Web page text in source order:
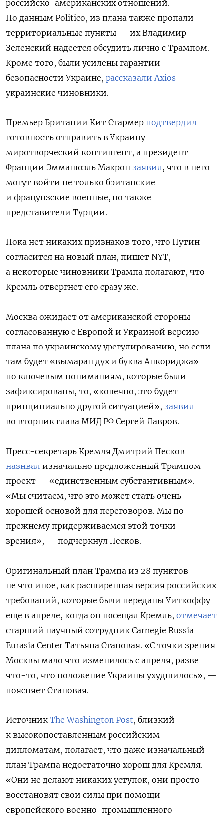
российско-американских отношений.
По данным Politico, из плана также пропали
территориальные пункты — их Владимир
Зеленский надеется обсудить лично с Трампом.
Кроме того, были усилены гарантии
безопасности Украине, рассказали Axios
украинские чиновники.
Премьер Британии Кит Стармер подтвердил
готовность отправить в Украину
миротворческий контингент, а президент
Франции Эмманюэль Макрон заявил, что в него
могут войти не только британские
и фрацунзские военные, но также
представители Турции.
Пока нет никаких признаков того, что Путин
согласится на новый план, пишет NYT,
а некоторые чиновники Трампа полагают, что
Кремль отвергнет его сразу же.
Москва ожидает от американской стороны
согласованную с Европой и Украиной версию
плана по украинскому урегулированию, но если
там будет «вымаран дух и буква Анкориджа»
по ключевым пониманиям, которые были
зафиксированы, то, «конечно, это будет
принципиально другой ситуацией», заявил
во вторник глава МИД РФ Сергей Лавров.
Пресс-секретарь Кремля Дмитрий Песков
назнвал изначально предложенный Трампом
проект — «единственным субстантивным».
«Мы считаем, что это может стать очень
хорошей основой для переговоров. Мы по-
прежнему придерживаемся этой точки
зрения», — подчеркнул Песков.
Оригинальный план Трампа из 28 пунктов —
не что иное, как расширенная версия российских
требований, которые были переданы Уиткоффу
еще в апреле, когда он посещал Кремль, отмечает
старший научный сотрудник Carnegie Russia
Eurasia Center Татьяна Становая. «С точки зрения
Москвы мало что изменилось с апреля, разве
что-то, что положение Украины ухудшилось», —
поясняет Становая.
Источник The Washington Post, близкий
к высокопоставленным российским
дипломатам, полагает, что даже изначальный
план Трампа недостаточно хорош для Кремля.
«Они не делают никаких уступок, они просто
восстановят свои силы при помощи
европейского военно-промышленного